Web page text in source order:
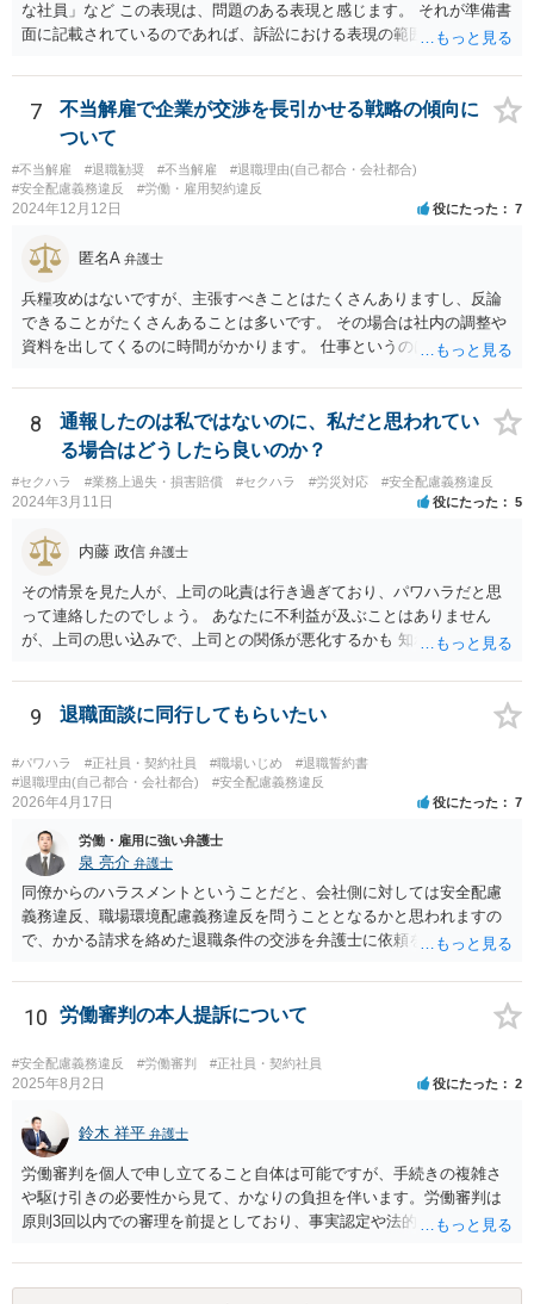
な社員」など この表現は、問題のある表現と感じます。 それが準備書
面に記載されているのであれば、訴訟における表現の範囲を超えてい
7
不当解雇で企業が交渉を長引かせる戦略の傾向に
ついて
#不当解雇 #退職勧奨 #不当解雇
#退職理由(自己都合・会社都合)
#安全配慮義務違反
#労働・雇用契約違反
2024年12月12日 役にたった 7
匿名A 弁護士
兵糧攻めはないですが、主張すべきことはたくさんありますし、反論
できることがたくさんあることは多いです。 その場合は社内の調整や
資料を出してくるのに時間がかかります。 仕事というのは平日の多く
をもっていますので。
8
通報したのは私ではないのに、私だと思われてい
る場合はどうしたら良いのか？
#セクハラ #業務上過失・損害賠償 #セクハラ #労災対応 #安全配慮義務違反
2024年3月11日 役にたった 5
内藤 政信 弁護士
その情景を見た人が、上司の叱責は行き過ぎており、パワハラだと思
って連絡したのでしょう。 あなたに不利益が及ぶことはありません
が、上司の思い込みで、上司との関係が悪化するかも 知れませんね。
9 退職面談に同行してもらいたい
#パワハラ #正社員・契約社員 #職場いじめ
#退職誓約書
#退職理由(自己都合・会社都合)
#安全配慮義務違反
2026年4月17日 役にたった 7
労働・雇用に強い弁護士
泉 亮介 弁護士
同僚からのハラスメントということだと、会社側に対しては安全配慮
義務違反、職場環境配慮義務違反を問うこととなるかと思われますの
で、かかる請求を絡めた退職条件の交渉を弁護士に依頼をされた方が
くなり全て弁護士が窓口となるため精神的な負担も軽くなるでしょ
う。
10 労働審判の本人提訴について
#安全配慮義務違反 #労働審判 #正社員・契約社員
2025年8月2日 役にたった 2
鈴木 祥平 弁護士
労働審判を個人で申し立てること自体は可能ですが、手続きの複雑さ
や駆け引きの必要性から見て、かなりの負担を伴います。労働審判は
原則3回以内での審理を前提としており、事実認定や法的評価に加え
的判断が求められます。 申立書や証拠説明書を丁寧に作成されたこと
は評価されるべきですが、書面の出来だけで結果が決まるわけではあ